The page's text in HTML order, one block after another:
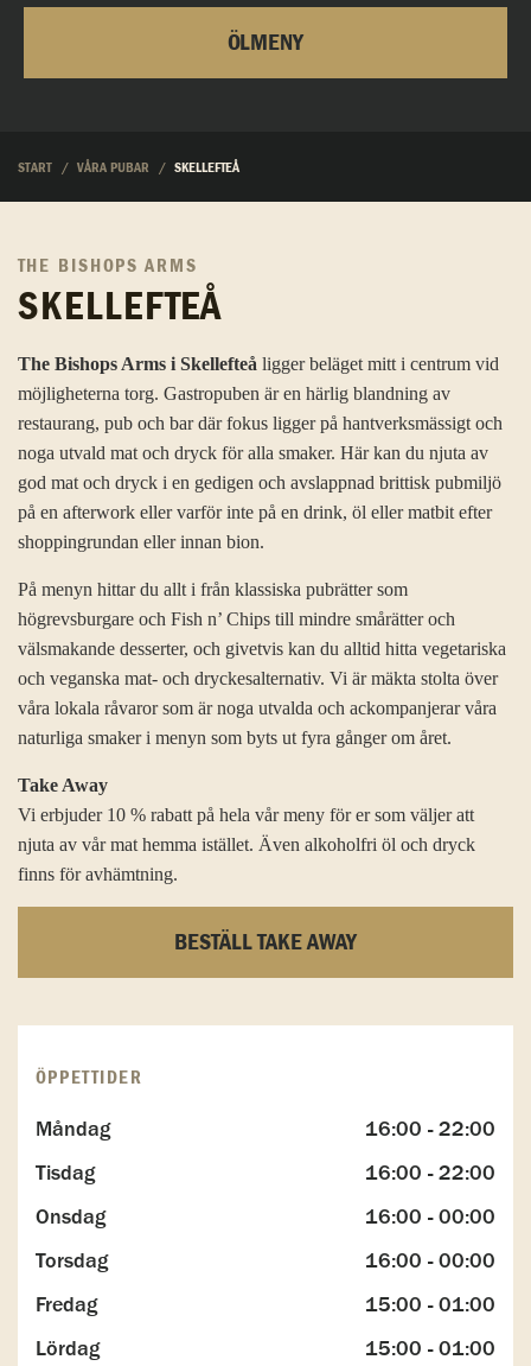
ÖLMENY
START VÅRA PUBAR SKELLEFTEÅ
THE BISHOPS ARMS
SKELLEFTEÅ
The Bishops Arms i Skellefteå ligger beläget mitt i centrum vid
möjligheterna torg. Gastropuben är en härlig blandning av
restaurang, pub och bar där fokus ligger på hantverksmässigt och
noga utvald mat och dryck för alla smaker. Här kan du njuta av
god mat och dryck i en gedigen och avslappnad brittisk pubmiljö
på en afterwork eller varför inte på en drink, öl eller matbit efter
shoppingrundan eller innan bion.
På menyn hittar du allt i från klassiska pubrätter som
högrevsburgare och Fish n’ Chips till mindre smårätter och
välsmakande desserter, och givetvis kan du alltid hitta vegetariska
och veganska mat- och dryckesalternativ. Vi är mäkta stolta över
våra lokala råvaror som är noga utvalda och ackompanjerar våra
naturliga smaker i menyn som byts ut fyra gånger om året.
Take Away
Vi erbjuder 10 % rabatt på hela vår meny för er som väljer att
njuta av vår mat hemma istället. Även alkoholfri öl och dryck
finns för avhämtning.
BESTÄLL TAKE AWAY
ÖPPETTIDER
Måndag
16:00 - 22:00
Tisdag
16:00 - 22:00
Onsdag
16:00 - 00:00
Torsdag
16:00 - 00:00
Fredag
15:00 - 01:00
Lördag
15:00 - 01:00